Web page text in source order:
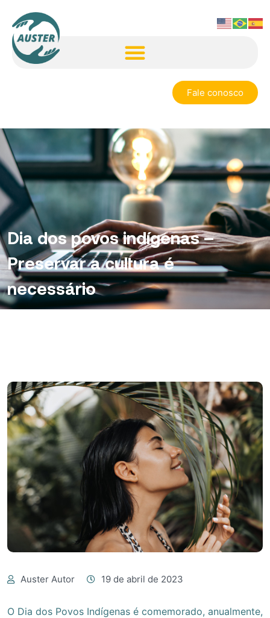
Fale conosco
Dia dos povos indígenas –
Preservar a cultura é
necessário
Auster Autor 19 de abril de 2023
O Dia dos Povos Indígenas é comemorado, anualmente,